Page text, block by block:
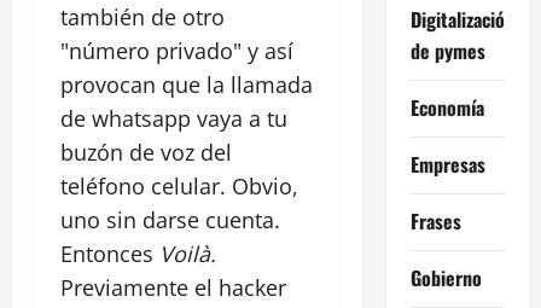
también de otro
"número privado" y así
provocan que la llamada
de whatsapp vaya a tu
buzón de voz del
teléfono celular. Obvio,
uno sin darse cuenta.
Entonces Voilà.
Previamente el hacker
Digitalización
de pymes
Economía
Empresas
Frases
Gobierno